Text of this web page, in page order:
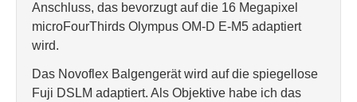
Anschluss, das bevorzugt auf die 16 Megapixel
microFourThirds Olympus OM-D E-M5 adaptiert
wird.
Das Novoflex Balgengerät wird auf die spiegellose
Fuji DSLM adaptiert. Als Objektive habe ich das